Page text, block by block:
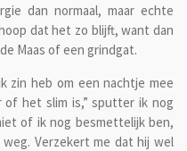
dan normaal, maar echte
dat het zo blijft, want dan
Maas of een grindgat.
zin heb om een nachtje mee
of het slim is,” sputter ik nog
of ik nog besmettelijk ben,
Verzekert me dat hij wel